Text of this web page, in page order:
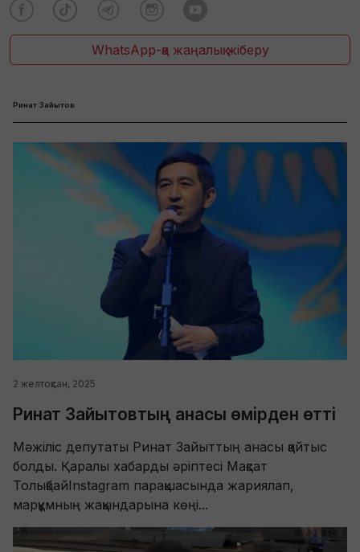
WhatsApp-қа жаңалық жіберу
Ринат Зайытов
2 желтоқсан, 2025
Ринат Зайытовтың анасы өмірден өтті
Мәжіліс депутаты Ринат Зайыттың анасы қайтыс
болды. Қаралы хабарды әріптесі Мақсат
ТолықбайInstagram парақшасында жариялап,
марқұмның жақындарына көңі...